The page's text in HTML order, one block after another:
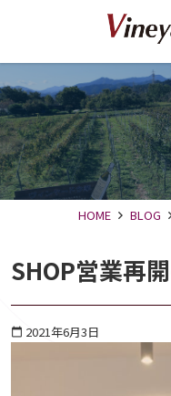
HOME BLOG
SHOP営業再
calendar_today 2021年6月3日